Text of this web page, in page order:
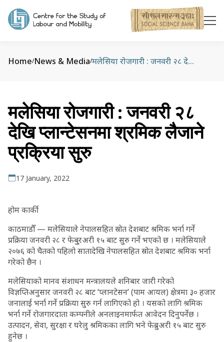
Home/News & Media/ मलेसिया रोजगारी : जनवरी २८ देखि प्लान्टेसनमा श्रमिक लैजाने प्रक्रिया सुरु
मलेसिया रोजगारी : जनवरी २८
देखि प्लान्टेसनमा श्रमिक लैजाने
प्रक्रिया सुरु
17 January, 2022
होम कार्की
काठमाडौँ — मलेसियाले नेपालसहित स्रोत देशबाट श्रमिक भर्ना गर्ने
प्रक्रिया जनवरी २८ र फेबु्रअरी १५ बाट सुरु गर्ने भएको छ । मलेसियाले
२०७६ को चैतको पहिलो सातादेखि नेपालसहित स्रोत देशबाट श्रमिक भर्ना
गरेको छैन ।
मलेसियाको मानव संशाधन मन्त्रालयले शनिबार जारी गरेको
विज्ञप्तिअनुसार जनवरी २८ बाट ‘प्लानटेसन’ (पाम आयल) क्षेत्रमा ३० हजार
जनालाई भर्ना गर्ने प्रक्रिया सुरु गर्न लागिएको हो । यसको लागि श्रमिक
भर्ना गर्ने रोजगारदाता कम्पनीले अनलाइनमार्फत आवेदन दिनुपर्नेछ ।
उत्पादन, सेवा, सुरक्षा र घरेलु श्रमिकका लागि भने फेब्रुअरी १५ बाट सुरु
हुनेछ ।